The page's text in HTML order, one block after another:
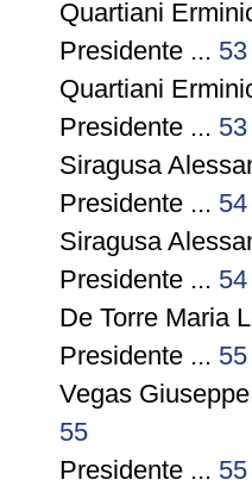
Quartiani
Presidente ... 53
Quartiani
Presidente ... 53
Siragusa
Presidente ... 54
Siragusa
Presidente ... 54
De Torre Maria
Presidente ... 55
Vegas
55
Presidente ... 55